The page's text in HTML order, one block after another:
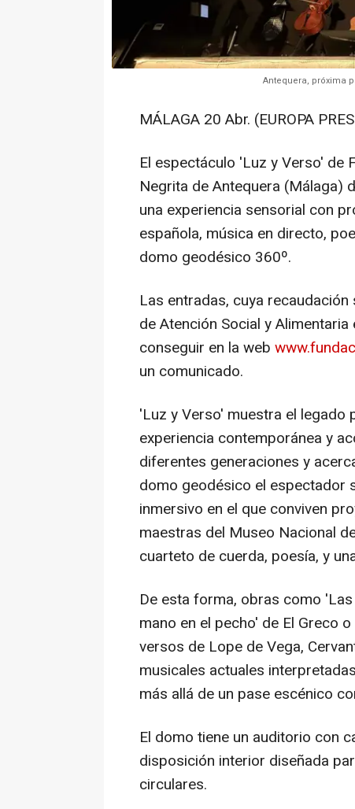
Antequera, próxima
MÁLAGA 20 Abr. (EUROPA
El espectáculo 'Luz y Verso' de
Negrita de Antequera (Málaga)
una experiencia sensorial con
española, música en directo,
domo geodésico 360º.
Las entradas, cuya
de Atención Social y
conseguir en la web
un comunicado.
'Luz y Verso' muestra el legado
experiencia contemporánea y
diferentes generaciones y
domo geodésico el espectador
inmersivo en el que conviven
maestras del Museo Nacional
cuarteto de cuerda, poesía, y
De esta forma, obras como
mano en el pecho' de El Greco
versos de Lope de Vega,
musicales actuales
más allá de un pase escénico
El domo tiene un auditorio con
disposición interior diseñada
circulares.